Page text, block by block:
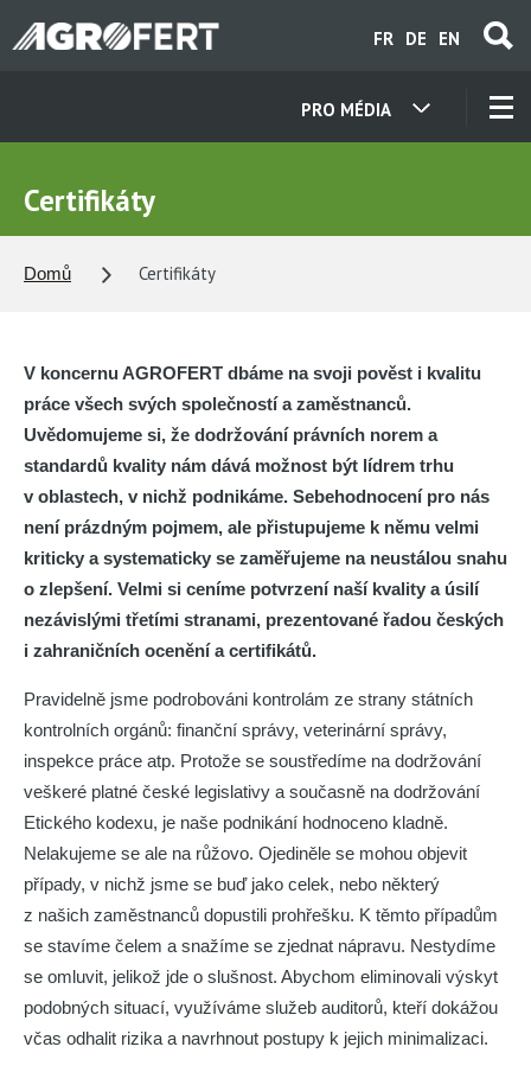
EN
DE
FR
PRO MÉDIA
KONTAKTY
KARIÉRA
AKTUALITY
Certifikáty
Domů Certifikáty
V koncernu AGROFERT dbáme na svoji pověst i kvalitu
práce všech svých společností a zaměstnanců.
Uvědomujeme si, že dodržování právních norem a
standardů kvality nám dává možnost být lídrem trhu
v oblastech, v nichž podnikáme. Sebehodnocení pro nás
není prázdným pojmem, ale přistupujeme k němu velmi
kriticky a systematicky se zaměřujeme na neustálou snahu
o zlepšení. Velmi si ceníme potvrzení naší kvality a úsilí
nezávislými třetími stranami, prezentované řadou českých
i zahraničních ocenění a certifikátů.
Pravidelně jsme podrobováni kontrolám ze strany státních
kontrolních orgánů: finanční správy, veterinární správy,
inspekce práce atp. Protože se soustředíme na dodržování
veškeré platné české legislativy a současně na dodržování
Etického kodexu, je naše podnikání hodnoceno kladně.
Nelakujeme se ale na růžovo. Ojediněle se mohou objevit
případy, v nichž jsme se buď jako celek, nebo některý
z našich zaměstnanců dopustili prohřešku. K těmto případům
se stavíme čelem a snažíme se zjednat nápravu. Nestydíme
se omluvit, jelikož jde o slušnost. Abychom eliminovali výskyt
podobných situací, využíváme služeb auditorů, kteří dokážou
včas odhalit rizika a navrhnout postupy k jejich minimalizaci.